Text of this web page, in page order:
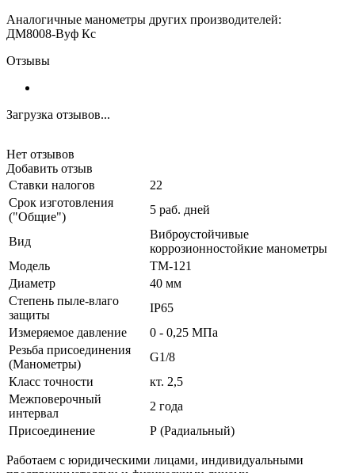
Аналогичные манометры других производителей:
ДМ8008-Вуф Кс
Отзывы
Загрузка отзывов...
Нет отзывов
Добавить отзыв
Ставки налогов
22
Срок изготовления
("Общие")
5 раб. дней
Вид
Виброустойчивые
коррозионностойкие манометры
Модель
ТМ-121
Диаметр
40 мм
Степень пыле-влаго
защиты
IP65
Измеряемое давление
0 - 0,25 МПа
Резьба присоединения
(Манометры)
G1/8
Класс точности
кт. 2,5
Межповерочный
интервал
2 года
Присоединение
Р (Радиальный)
Работаем с юридическими лицами, индивидуальными